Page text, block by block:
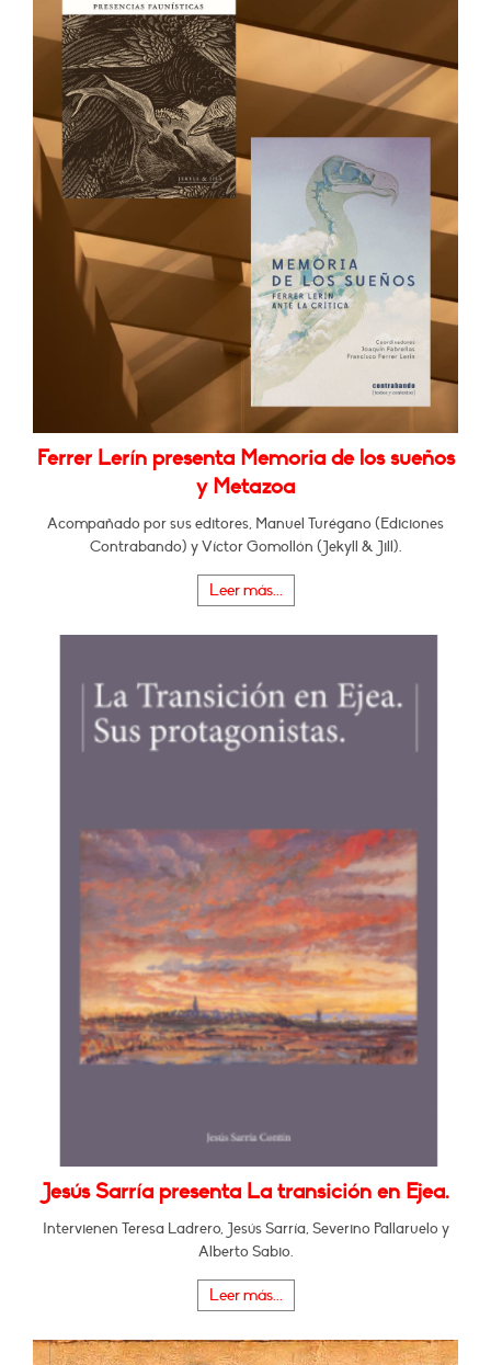
Ferrer Lerín presenta Memoria de los sueños
y Metazoa
Acompañado por sus editores, Manuel Turégano (Ediciones
Contrabando) y Víctor Gomollón (Jekyll & Jill).
Leer más...
Jesús Sarría presenta La transición en Ejea.
Intervienen Teresa Ladrero, Jesús Sarría, Severino Pallaruelo y
Alberto Sabio.
Leer más...